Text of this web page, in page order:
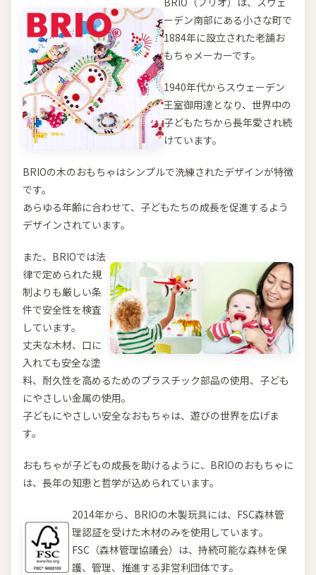
ーデン南部にある小さな町で
1884年に設立された老舗お
もちゃメーカーです。
1940年代からスウェーデン
王室御用達となり、世界中の
子どもたちから長年愛され続
けています。
BRIOの木のおもちゃはシンプルで洗練されたデザインが特徴
です。
あらゆる年齢に合わせて、子どもたちの成長を促進するよう
デザインされています。
また、BRIOでは法
律で定められた規
制よりも厳しい条
件で安全性を検査
しています。
丈夫な木材、口に
入れても安全な塗
料、耐久性を高めるためのプラスチック部品の使用、子ども
にやさしい金属の使用。
子どもにやさしい安全なおもちゃは、遊びの世界を広げま
す。
おもちゃが子どもの成長を助けるように、BRIOのおもちゃに
は、長年の知恵と哲学が込められています。
2014年から、BRIOの木製玩具には、FSC森林管
理認証を受けた木材のみを使用しています。
FSC（森林管理協議会）は、持続可能な森林を保
護、管理、推進する非営利団体です。